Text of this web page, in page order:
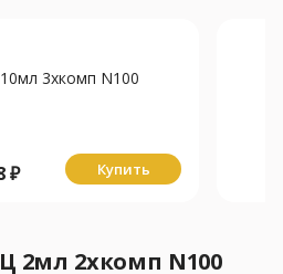
3хкомп N100
₽ Купить
2хкомп N100